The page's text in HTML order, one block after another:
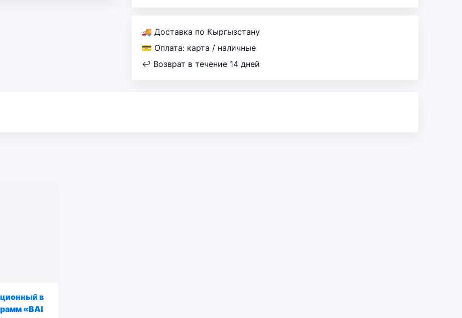
🚚 Доставка по Кыргызстану
💳 Оплата: карта / наличные
↩ Возврат в течение 14 дней
в
«BAI